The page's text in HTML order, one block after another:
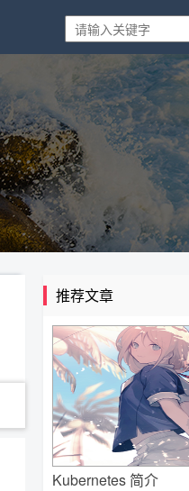
推荐文章
Kubernetes 简介